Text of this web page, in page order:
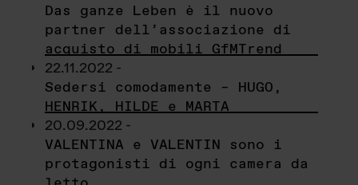
Das ganze Leben è il nuovo
partner dell’associazione di
acquisto di mobili GfMTrend
22.11.2022 -
Sedersi comodamente – HUGO,
HENRIK, HILDE e MARTA
20.09.2022 -
VALENTINA e VALENTIN sono i
protagonisti di ogni camera da